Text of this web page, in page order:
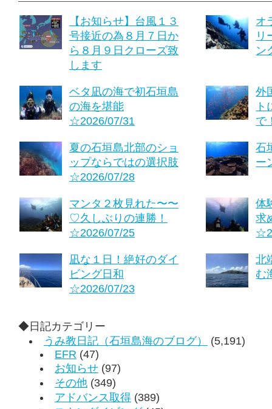
【お知らせ】台風１３
号接近の為８月７日か
ら８月９日クローズ致
します
オ
リ
ン
ベタ凪の海で初石垣島
の海を堪能
☆2026/07/31
外
で
夏の石垣島北部のショ
ップならではの選択肢
☆2026/07/28
石
ー
マンタ２枚見れた〜〜
♡久しぶりの連勝！
☆2026/07/25
体
求
凪な１日！絶好のダイ
ビング日和
☆2026/07/23
北
む
◆日記カテゴリー
うみ教日記（石垣島海のブログ）
(5,191)
EFR (47)
お知らせ (97)
その他 (349)
アドバンス取得 (389)